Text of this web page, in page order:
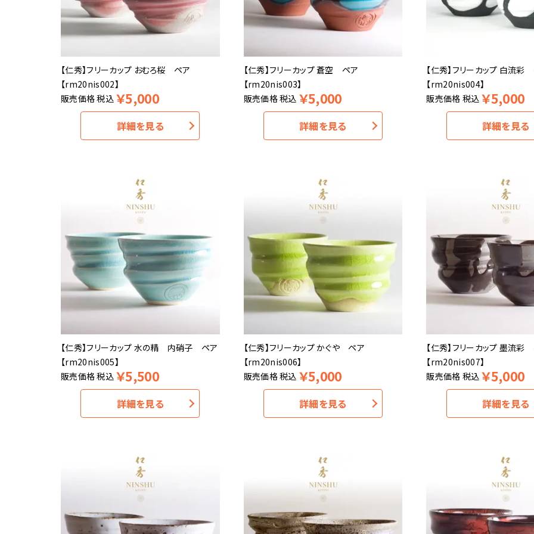
【仁秀】フリーカップ おむろ桜 ペア
【rm20nis002】
販売価格税込 ￥5,000
詳細を見る
【仁秀】フリーカップ 蒼空 ペア
【rm20nis003】
販売価格税込 ￥5,000
詳細を見る
【仁秀】フリーカップ 白流
【rm20nis004】
販売価格 税込 ￥5,000
詳細を見る
【仁秀】フリーカップ 水の精 内硝子 ペア
【rm20nis005】
販売価格税込 ￥5,500
詳細を見る
【仁秀】フリーカップ かぐや ペア
【rm20nis006】
販売価格税込 ￥5,000
詳細を見る
【仁秀】フリーカップ 墨流
【rm20nis007】
販売価格 税込 ￥5,000
詳細を見る